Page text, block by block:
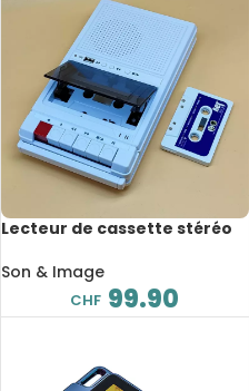
Lecteur de cassette stéréo
haut-parleur, lecteur USB
Son & Image
CHF 99.90